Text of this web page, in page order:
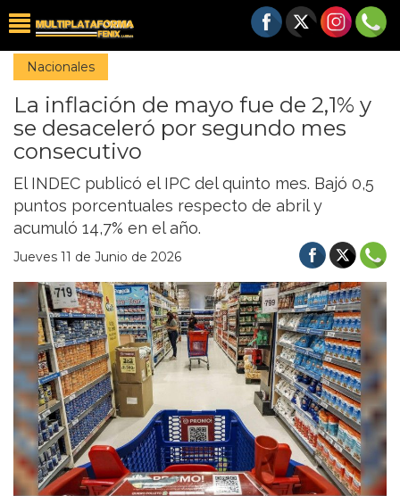
Nacionales
La inflación de mayo fue de 2,1% y
se desaceleró por segundo mes
consecutivo
El INDEC publicó el IPC del quinto mes. Bajó 0,5
puntos porcentuales respecto de abril y
acumuló 14,7% en el año.
Jueves 11 de Junio de 2026